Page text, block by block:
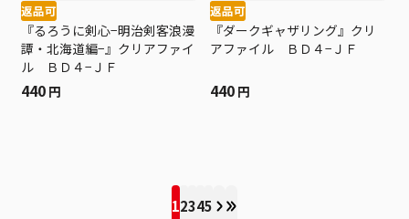
返品可
『るろうに剣心−明治剣客浪漫
譚・北海道編−』クリアファイ
ル ＢＤ４−ＪＦ
440 円
返品可
『ダークギャザリング』クリ
アファイル ＢＤ４−ＪＦ
440 円
12345